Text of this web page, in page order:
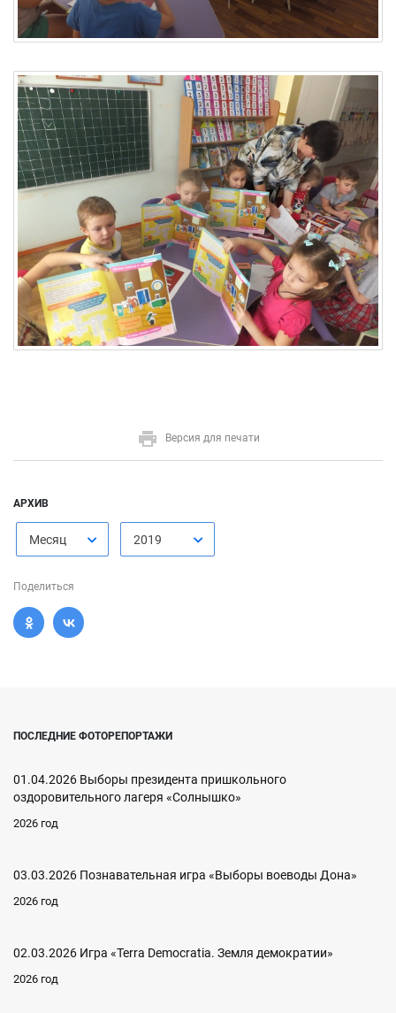
Версия для печати
АРХИВ
Месяц 2019
Поделиться
ПОСЛЕДНИЕ ФОТОРЕПОРТАЖИ
01.04.2026 Выборы президента пришкольного
оздоровительного лагеря «Солнышко»
2026 год
03.03.2026 Познавательная игра «Выборы воеводы Дона»
2026 год
02.03.2026 Игра «Terra Democratia. Земля демократии»
2026 год